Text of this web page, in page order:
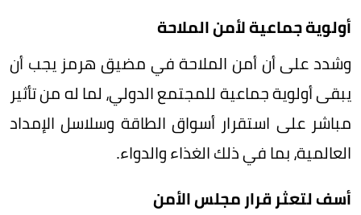
أولوية جماعية لأمن الملاحة
وشدد على أن أمن الملاحة في مضيق هرمز يجب أن
يبقى أولوية جماعية للمجتمع الدولي، لما له من تأثير
مباشر على استقرار أسواق الطاقة وسلاسل الإمداد
العالمية، بما في ذلك الغذاء والدواء.
أسف لتعثر قرار مجلس الأمن